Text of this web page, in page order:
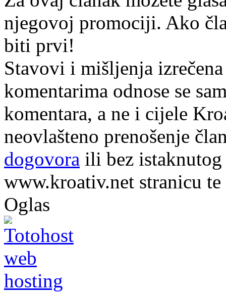
njegovoj promociji. Ako
biti prvi!
Stavovi i mišljenja
komentarima odnose se
komentara, a ne i cijele
neovlašteno prenošenje
dogovora ili bez
www.kroativ.net stranicu te
Oglas